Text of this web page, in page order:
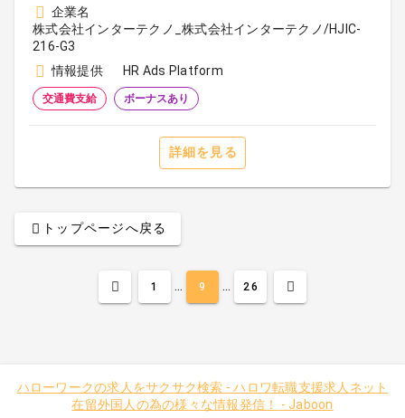
企業名
株式会社インターテクノ_株式会社インターテクノ/HJIC-
216-G3
情報提供
HR Ads Platform
交通費支給 ボーナスあり
詳細を見る
トップページへ戻る
1 ... 9 ... 26
ハローワークの求人をサクサク検索 -ハロワ転職支援求人ネット
在留外国人の為の様々な情報発信！
- Jaboon